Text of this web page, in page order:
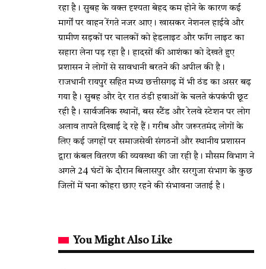
रहा है। सुबह के वक्त दृश्यता बेहद कम होने के कारण कई
मार्गों पर वाहन रेंगते नजर आए। खासकर नेशनल हाईवे और
ग्रामीण सड़कों पर चालकों को हेडलाइट और फॉग लाइट का
सहारा लेना पड़ रहा है। हादसों की आशंका को देखते हुए
प्रशासन ने लोगों से सावधानी बरतने की अपील की है।
राजधानी रायपुर सहित मध्य छत्तीसगढ़ में भी ठंड का असर बढ़
गया है। सुबह और देर रात ठंडी हवाओं के चलते कंपकंपी छूट
रही है। सार्वजनिक स्थानों, बस स्टैंड और रेलवे स्टेशन पर लोग
अलाव तापते दिखाई दे रहे हैं। गरीब और जरूरतमंद लोगों के
लिए कई जगहों पर समाजसेवी संगठनों और स्थानीय प्रशासन
द्वारा कंबल वितरण की व्यवस्था की जा रही है। मौसम विभाग ने
अगले 24 घंटों के दौरान बिलासपुर और सरगुजा संभाग के कुछ
जिलों में घना कोहरा छाए रहने की संभावना जताई है।
You Might Also Like